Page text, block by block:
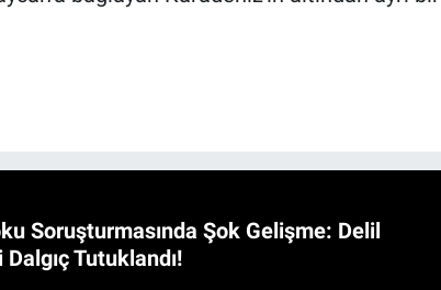
Soruşturmasında Şok Gelişme: Delil
Tutuklandı!